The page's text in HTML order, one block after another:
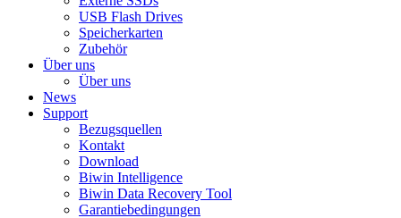
USB Flash Drives
Speicherkarten
Zubehör
Über uns
Über uns
News
Support
Bezugsquellen
Kontakt
Download
Biwin Intelligence
Biwin Data Recovery Tool
Garantiebedingungen